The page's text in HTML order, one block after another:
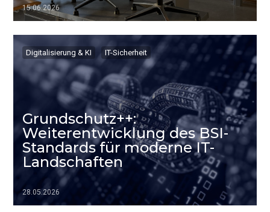
15.06.2026
Digitalisierung & KI IT-Sicherheit
Grundschutz++:
Weiterentwicklung des BSI-
Standards für moderne IT-
Landschaften
28.05.2026